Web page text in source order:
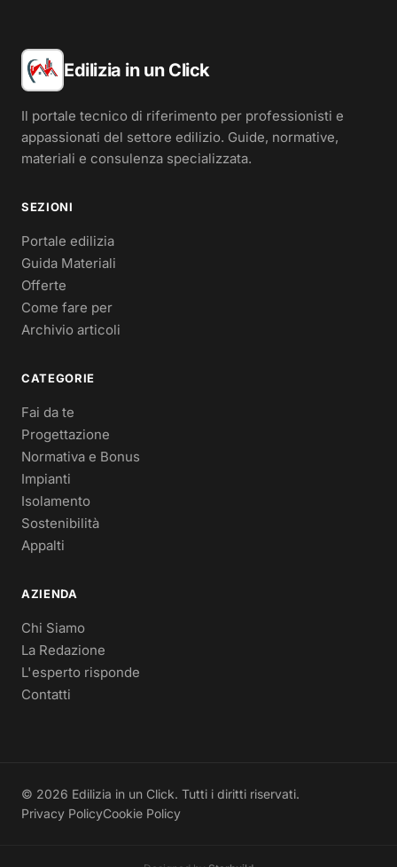
Edilizia in un Click
Il portale tecnico di riferimento per professionisti e
appassionati del settore edilizio. Guide, normative,
materiali e consulenza specializzata.
SEZIONI
Portale edilizia
Guida Materiali
Offerte
Come fare per
Archivio articoli
CATEGORIE
Fai da te
Progettazione
Normativa e Bonus
Impianti
Isolamento
Sostenibilità
Appalti
AZIENDA
Chi Siamo
La Redazione
L'esperto risponde
Contatti
© 2026 Edilizia in un Click. Tutti i diritti riservati.
Privacy PolicyCookie Policy